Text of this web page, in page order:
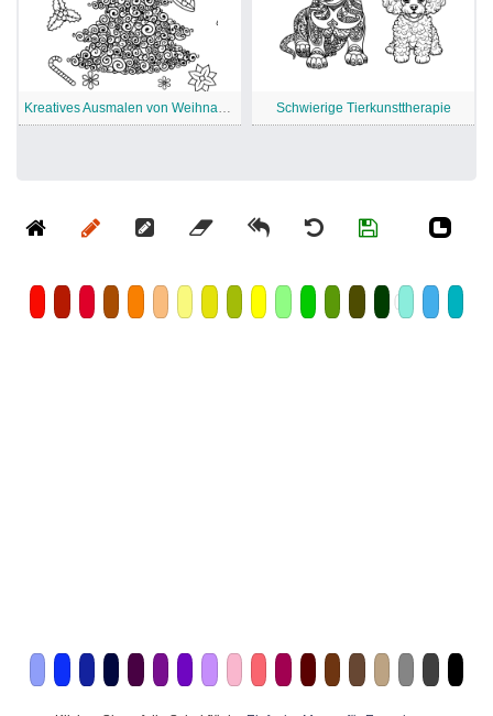
Kreatives Ausmalen von Weihnachtsbaum für Erwachsene Schwierige Tierkunsttherapie